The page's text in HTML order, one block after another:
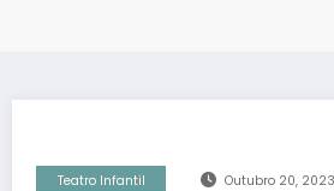
Teatro Infantil Outubro 20, 2023